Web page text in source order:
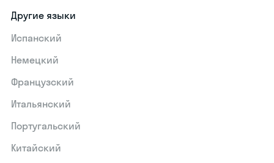
Другие языки
Испанский
Немецкий
Французский
Итальянский
Португальский
Китайский